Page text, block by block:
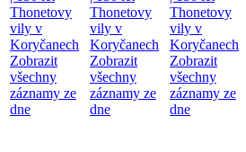
Thonetovy
vily v
Koryčanech
Zobrazit
všechny
záznamy ze
dne
Thonetovy
vily v
Koryčanech
Zobrazit
všechny
záznamy ze
dne
Thonetovy
vily v
Koryčanech
Zobrazit
všechny
záznamy ze
dne